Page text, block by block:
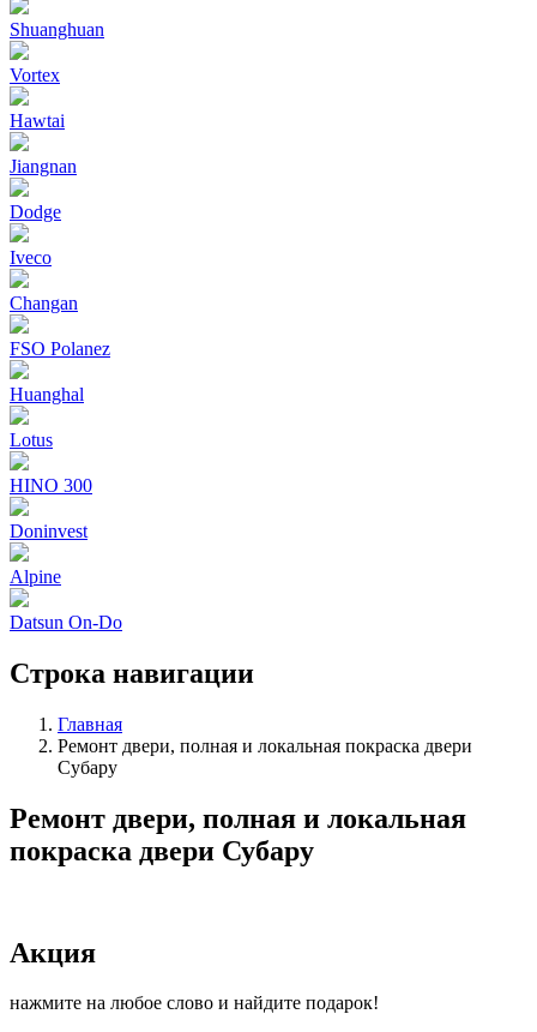
Shuanghuan
Vortex
Hawtai
Jiangnan
Dodge
Iveco
Changan
FSO Polanez
Huanghal
Lotus
HINO 300
Doninvest
Alpine
Datsun On-Do
Строка навигации
Главная
Ремонт двери, полная и локальная покраска двери
Субару
Ремонт двери, полная и локальная
покраска двери Субару
Акция
нажмите на любое слово и найдите подарок!